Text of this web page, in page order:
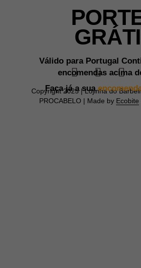
Copyright 2025 | Lojinha do
PROCABELO | Made by Ecobite
Válido para Portugal
encomendas acima
Faça já a sua